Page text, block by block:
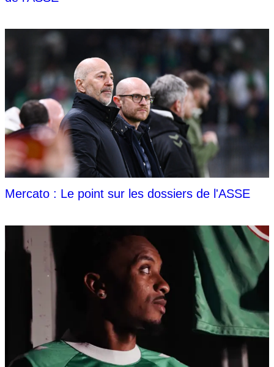
Mercato : Le point sur les dossiers de l'ASSE